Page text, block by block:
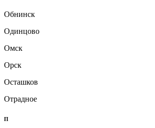
Обнинск
Одинцово
Омск
Орск
Осташков
Отрадное
П